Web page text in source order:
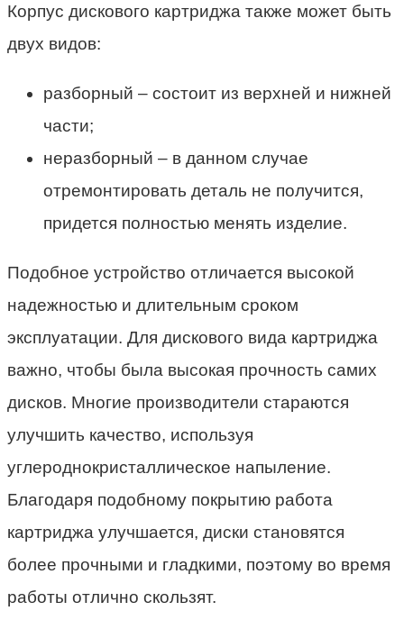
Корпус дискового картриджа также может быть
двух видов:
разборный – состоит из верхней и нижней
части;
неразборный – в данном случае
отремонтировать деталь не получится,
придется полностью менять изделие.
Подобное устройство отличается высокой
надежностью и длительным сроком
эксплуатации. Для дискового вида картриджа
важно, чтобы была высокая прочность самих
дисков. Многие производители стараются
улучшить качество, используя
углероднокристаллическое напыление.
Благодаря подобному покрытию работа
картриджа улучшается, диски становятся
более прочными и гладкими, поэтому во время
работы отлично скользят.